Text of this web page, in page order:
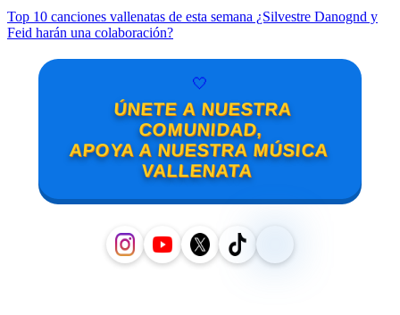
Top 10 canciones vallenatas de esta semana ¿Silvestre Danognd y
Feid harán una colaboración?
🤍
ÚNETE A NUESTRA
COMUNIDAD,
APOYA A NUESTRA MÚSICA
VALLENATA